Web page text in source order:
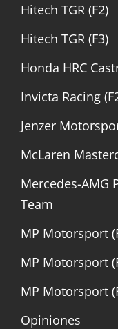
Hitech TGR (F2)
Hitech TGR (F3)
Honda HRC
Invicta Racing
Jenzer
McLaren
Mercedes-AMG
Team
MP Motorsport
MP Motorsport
MP Motorsport
Opiniones